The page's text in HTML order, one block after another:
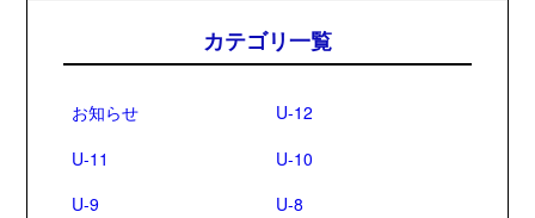
カテゴリ一覧
お知らせ
U-12
U-11
U-10
U-9
U-8